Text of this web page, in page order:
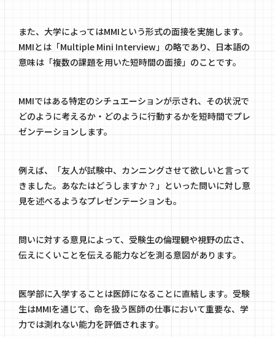
また、大学によってはMMIという形式の面接を実施します。
MMIとは「Multiple Mini Interview」の略であり、日本語の
意味は「複数の課題を用いた短時間の面接」のことです。
MMIではある特定のシチュエーションが示され、その状況で
どのように考えるか・どのように行動するかを短時間でプレ
ゼンテーションします。
例えば、「友人が試験中、カンニングさせて欲しいと言って
きました。あなたはどうしますか？」といった問いに対し意
見を述べるようなプレゼンテーションも。
問いに対する意見によって、受験生の倫理観や視野の広さ、
伝えにくいことを伝える能力などを測る意図があります。
医学部に入学することは医師になることに直結します。受験
生はMMIを通じて、命を扱う医師の仕事において重要な、学
力では測れない能力を評価されます。